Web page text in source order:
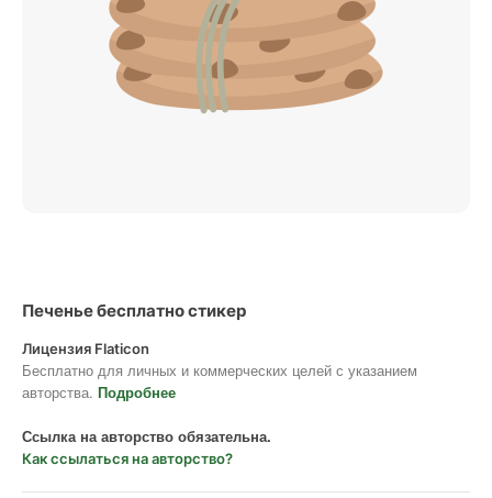
Печенье бесплатно стикер
Лицензия Flaticon
Бесплатно для личных и коммерческих целей с указанием
авторства. Подробнее
Ссылка на авторство обязательна.
Как ссылаться на авторство?